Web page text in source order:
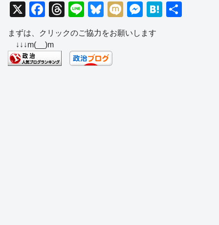
X
F
a
c
e
b
T
hr
e
a
d
Li
n
e
Bl
u
e
sk
y
M
ixi
M
e
ss
H
まずは、クリックのご協力をお願いします
↓↓↓m(__)m